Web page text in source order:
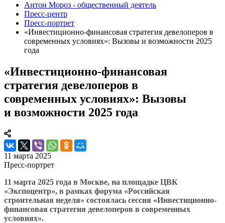
Антон Мороз - общественный деятель
Пресс-центр
Пресс-портрет
«Инвестиционно-финансовая стратегия девелоперов в
современных условиях»: Вызовы и возможности 2025
года
«Инвестиционно-финансовая
стратегия девелоперов в
современных условиях»: Вызовы
и возможности 2025 года
11 марта 2025
Пресс-портрет
11 марта 2025 года в Москве, на площадке ЦВК
«Экспоцентр», в рамках форума «Российская
строительная неделя» состоялась сессия «Инвестиционно-
финансовая стратегия девелоперов в современных
условиях».